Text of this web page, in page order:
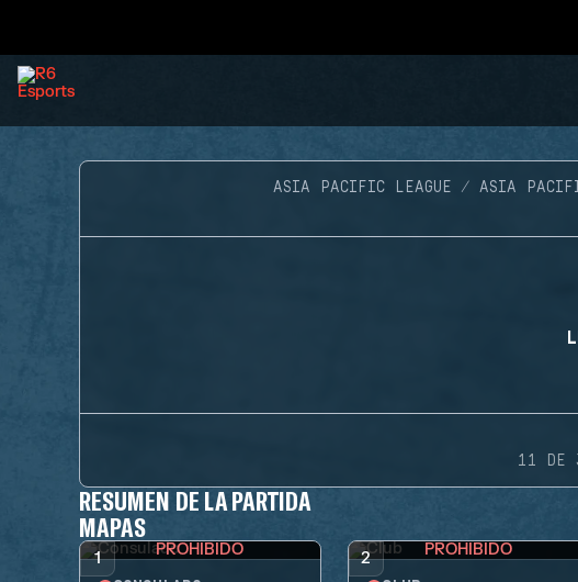
ASIA PACIFIC LEAGUE ASIA
11 DE
RESUMEN DE LA PARTIDA
MAPAS
1 PROHIBIDO 2 PROHIBIDO